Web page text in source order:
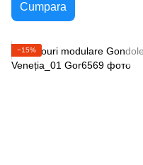
Cumpara
−15%